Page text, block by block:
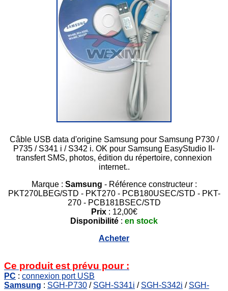
Câble USB data d'origine Samsung pour Samsung P730 /
P735 / S341 i / S342 i. OK pour Samsung EasyStudio II-
transfert SMS, photos, édition du répertoire, connexion
internet..
Marque : Samsung - Référence constructeur :
PKT270LBEG/STD - PKT270 - PCB180USEC/STD - PKT-
270 - PCB181BSEC/STD
Prix: 12,00€
Disponibilité : en stock
Acheter
Ce produit est prévu pour :
PC : connexion port USB
Samsung : SGH-P730 / SGH-S341i / SGH-S342i / SGH-